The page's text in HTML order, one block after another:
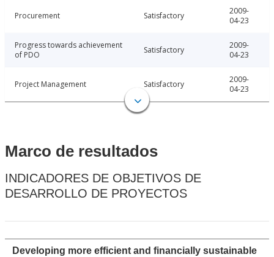
Procurement Satisfactory
2009-
04-23
Progress towards achievement
of PDO
Satisfactory
2009-
04-23
Project Management Satisfactory
2009-
04-23
Marco de resultados
INDICADORES DE OBJETIVOS DE
DESARROLLO DE PROYECTOS
Developing more efficient and financially sustainable